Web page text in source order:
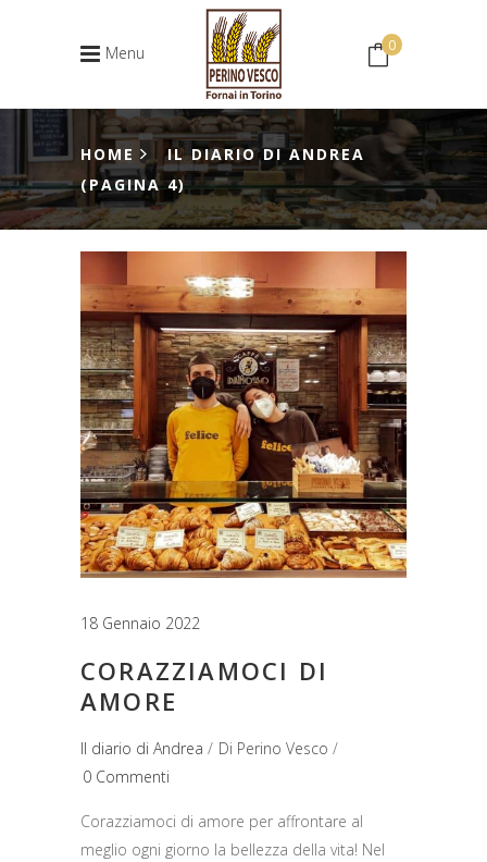
Menu 0
Nessun prodotto nel carrello.
HOME
IL DIARIO DI ANDREA
(PAGINA 4)
18 Gennaio 2022
CORAZZIAMOCI DI
AMORE
Il diario di Andrea Di Perino Vesco
0 Commenti
Corazziamoci di amore per affrontare al
meglio ogni giorno la bellezza della vita! Nel